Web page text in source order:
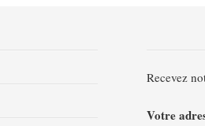
Recevez
Votre